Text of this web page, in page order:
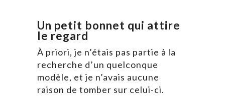
Un petit bonnet qui attire
le regard
À priori, je n’étais pas partie à la
recherche d’un quelconque
modèle, et je n’avais aucune
raison de tomber sur celui-ci.